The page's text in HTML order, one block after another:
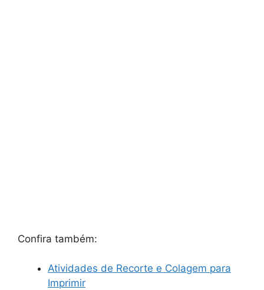
Confira também:
Atividades de Recorte e Colagem para
Imprimir